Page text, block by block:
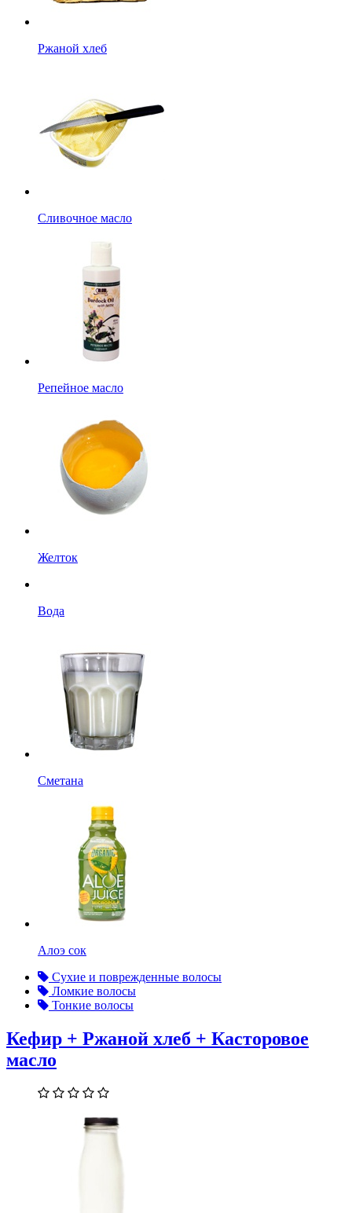
Ржаной хлеб
Сливочное масло
Репейное масло
Желток
Вода
Сметана
Алоэ сок
Сухие и поврежденные волосы
Ломкие волосы
Тонкие волосы
Кефир + Ржаной хлеб + Касторовое
масло